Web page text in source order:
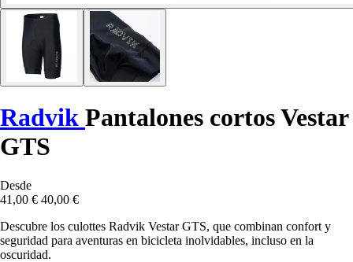
Radvik Pantalones cortos Vestar
GTS
Desde
41,00 € 40,00 €
Descubre los culottes Radvik Vestar GTS, que combinan confort y
seguridad para aventuras en bicicleta inolvidables, incluso en la
oscuridad.